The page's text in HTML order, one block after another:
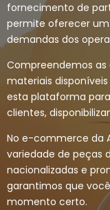
fornecimento de
permite oferecer um
demandas dos
Compreendemos
materiais
esta plataforma
clientes,
No e-commerce da
variedade de peças
nacionalizadas e
garantimos que
momento certo.